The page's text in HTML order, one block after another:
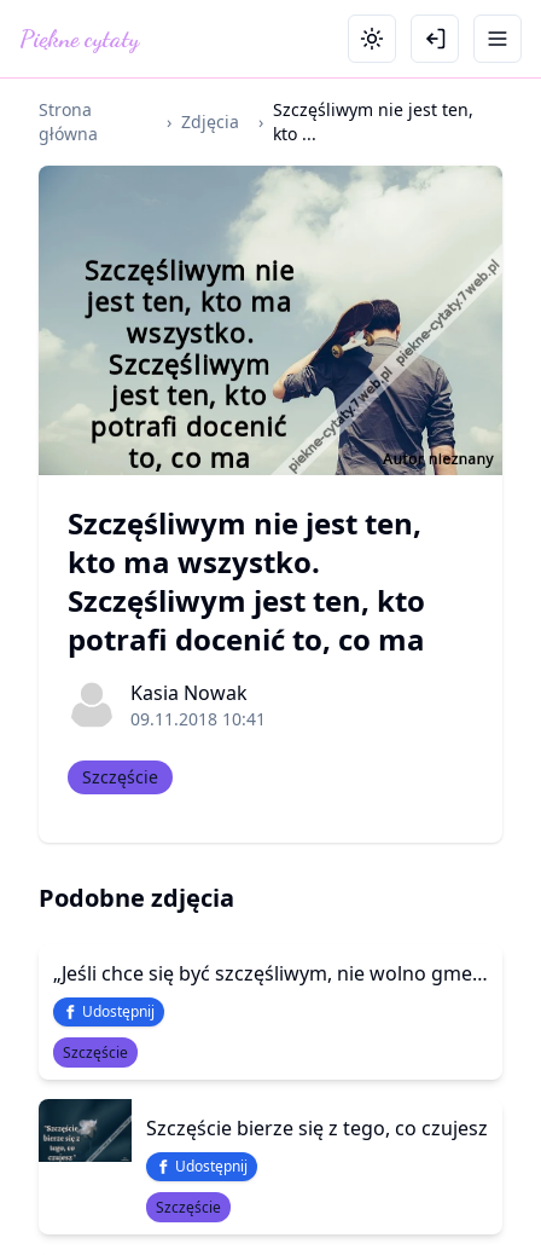
Piękne cytaty
Strona
główna
› Zdjęcia ›
Szczęśliwym nie jest ten,
kto ...
Szczęśliwym nie jest ten,
kto ma wszystko.
Szczęśliwym jest ten, kto
potrafi docenić to, co ma
Kasia Nowak
09.11.2018 10:41
Szczęście
Podobne zdjęcia
„Jeśli chce się być szczęśliwym, nie wolno gmerać w pamięci.”
Udostępnij
Szczęście
Szczęście bierze się z tego, co czujesz
Udostępnij
Szczęście